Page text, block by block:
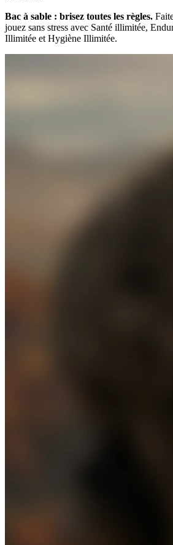
Bac à sable : brisez toutes les règles.
jouez sans stress avec Santé illimitée,
Illimitée et Hygiène Illimitée.